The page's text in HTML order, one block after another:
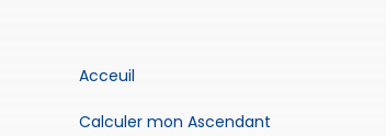
Acceuil
Calculer mon Ascendant